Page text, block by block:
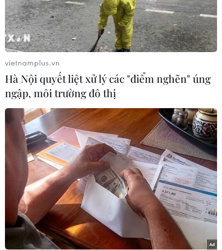
Xuất nhập khẩu hàng hóa 7
tháng đạt hơn 514 tỷ USD, xuất siêu hơn 10
tỷ USD
06/08/2025 23:49
Bảy tháng đầu năm 2025, tổng kim ngạch xuất nhập
khẩu của Việt Nam tăng 16,3%, cán cân thương mại
tiếp tục duy trì thặng dư với mức xuất siêu 10,18 tỷ USD.
vietnamplus.vn
Hà Nội quyết liệt xử lý các "điểm nghẽn" úng
ngập, môi trường đô thị